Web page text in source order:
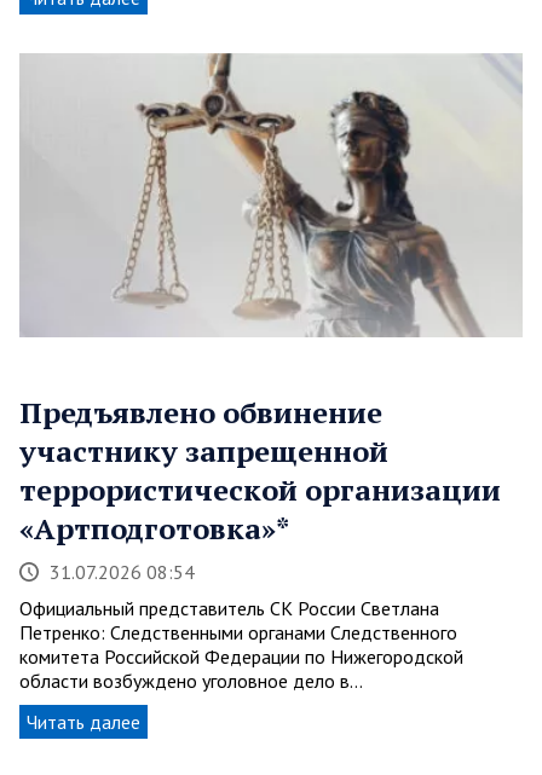
Предъявлено обвинение
участнику запрещенной
террористической организации
«Артподготовка»*
31.07.2026 08:54
Официальный представитель СК России Светлана
Петренко: Следственными органами Следственного
комитета Российской Федерации по Нижегородской
области возбуждено уголовное дело в…
Читать далее